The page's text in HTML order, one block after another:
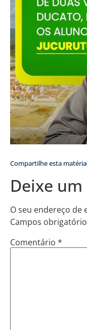
Compartilhe esta matéria
Deixe
O seu endereço de
Campos
Comentário *